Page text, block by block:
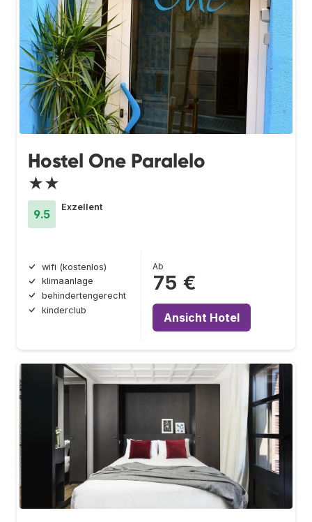
Hostel One Paralelo
★★
9.5
Exzellent
wifi (kostenlos)
klimaanlage
behindertengerecht
kinderclub
Ab
75 €
Ansicht Hotel